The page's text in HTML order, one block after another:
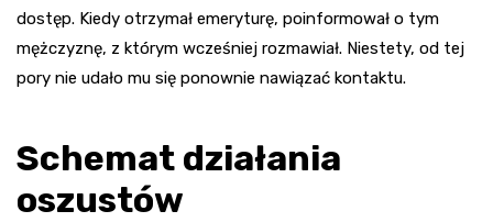
dostęp. Kiedy otrzymał emeryturę, poinformował o tym
mężczyznę, z którym wcześniej rozmawiał. Niestety, od tej
pory nie udało mu się ponownie nawiązać kontaktu.
Schemat działania
oszustów